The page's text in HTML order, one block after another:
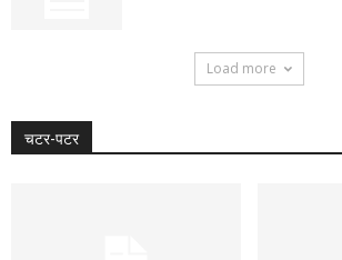
Load more
चटर-पटर